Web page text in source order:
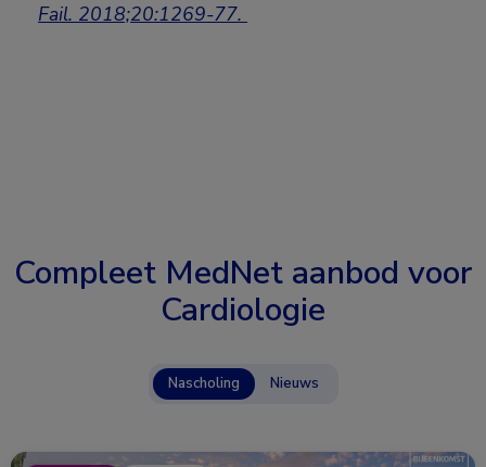
Fail. 2018;20:1269-77.
Compleet MedNet aanbod voor
Cardiologie
Nascholing Nieuws